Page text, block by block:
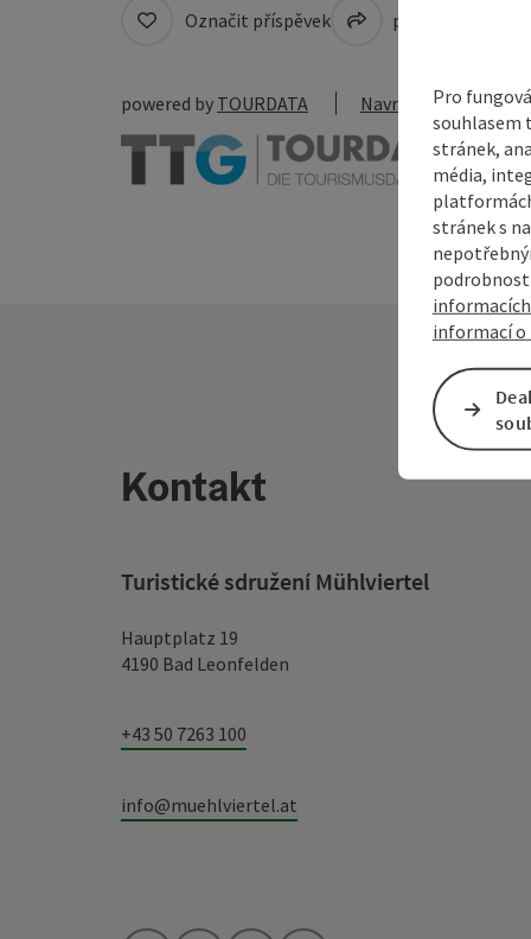
Označit příspěvek přejít na
powered by TOURDATA Navrhnout změnu
Kontakt
Turistické sdružení Mühlviertel
Hauptplatz 19
4190 Bad Leonfelden
+43 50 7263 100
info@muehlviertel.at
Pro
souhlasem
stránek,
média,
stránek s
informací o